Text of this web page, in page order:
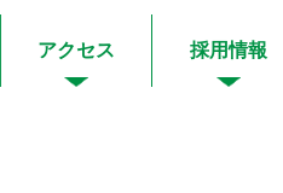
アクセス 採用情報